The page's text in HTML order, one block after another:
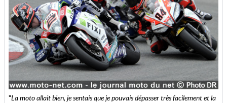
"La moto allait bien, je sentais que je pouvais dépasser très facilement et la